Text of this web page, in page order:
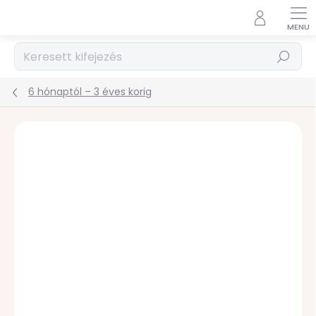
tartalomhoz
Keresés
6 hónaptól – 3 éves korig